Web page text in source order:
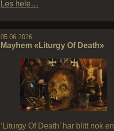
Les hele…
05.06.2026:
Mayhem «Liturgy Of Death»
‘Liturgy Of Death’ har blitt nok en